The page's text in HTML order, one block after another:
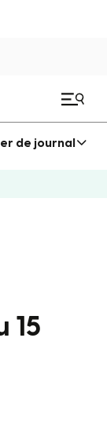
de journal
15